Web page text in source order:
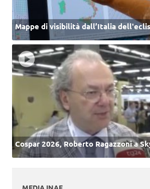
Mappe di visibilità dall’Italia
Cospar 2026, Roberto Ragazzoni a